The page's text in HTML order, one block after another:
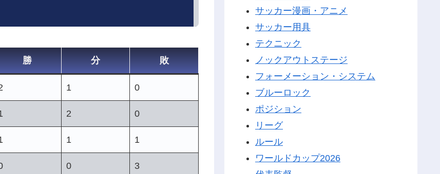
勝 分 敗
1 0
2 0
1 1
0 3
サッカー漫画・アニメ
サッカー用具
テクニック
ノックアウトステージ
フォーメーション・システム
ブルーロック
ポジション
リーグ
ルール
ワールドカップ2026